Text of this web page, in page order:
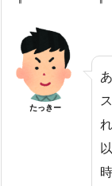
たっきー